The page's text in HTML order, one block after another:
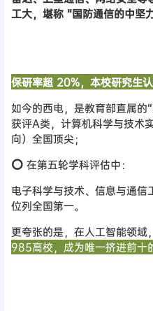
工大，堪称 “国防通信的中坚力
保研率超 20%，本校研究生
如今的西电，是教育部直属的
获评A类，计算机科学与技术
向）全国顶尖；
⭕ 在第五轮学科评估中：
电子科学与技术、信息与通
位列全国第一。
更夸张的是，在人工智能领域
985高校，成为唯一挤进前十